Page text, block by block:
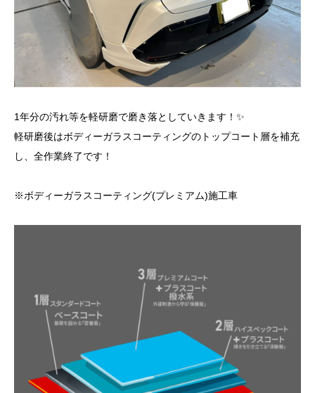
1年分の汚れ等を軽研磨で磨き落としていきます！✨
軽研磨後はボディーガラスコーティングのトップコート層を補充
し、全作業終了です！
※ボディーガラスコーティング(プレミアム)施工車